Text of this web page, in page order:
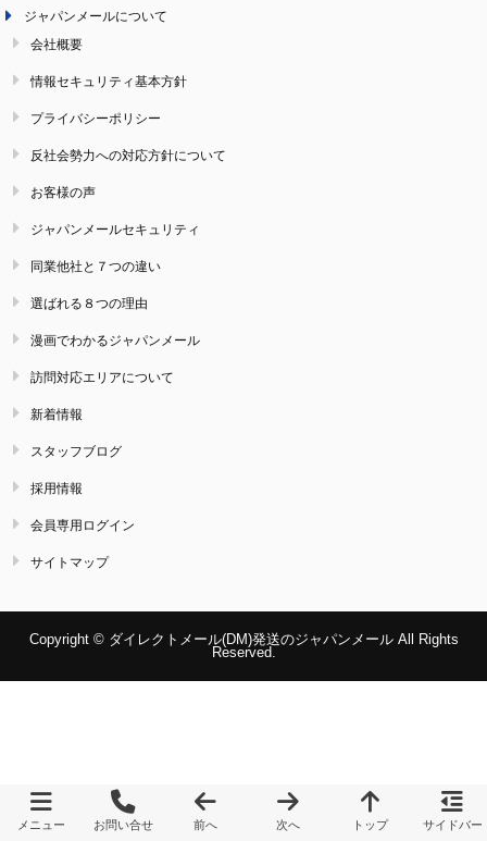
ジャパンメールについて
会社概要
情報セキュリティ基本方針
プライバシーポリシー
反社会勢力への対応方針について
お客様の声
ジャパンメールセキュリティ
同業他社と７つの違い
選ばれる８つの理由
漫画でわかるジャパンメール
訪問対応エリアについて
新着情報
スタッフブログ
採用情報
会員専用ログイン
サイトマップ
Copyright © ダイレクトメール(DM)発送のジャパンメール All Rights
Reserved.